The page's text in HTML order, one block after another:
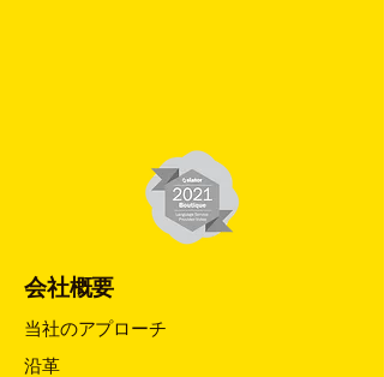
会社概要
当社のアプローチ
沿革